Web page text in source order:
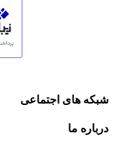
شبکه های اجتماعی
درباره ما